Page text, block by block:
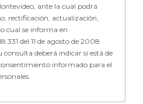
ante la cual podrá
rectificación, actualización,
cual se informa en
del 11 de agosto de 2008.
consulta deberá indicar si está de
informado para el